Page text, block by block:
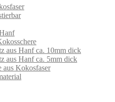
aus Hanf ca. 10mm dick
aus Hanf ca. 5mm dick
aus Kokosfaser